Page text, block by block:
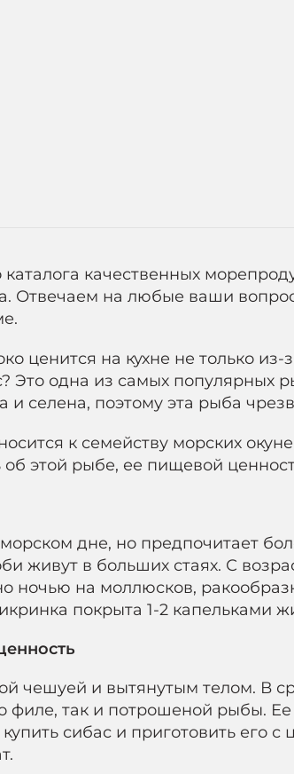
качественных
Отвечаем на любые ваши
ценится на кухне не только из-
Это одна из самых популярных
и селена, поэтому эта рыба
к семейству морских
этой рыбе, ее пищевой
дне, но предпочитает
живут в больших стаях. С
ночью на моллюсков,
покрыта 1-2 капельками
чешуей и вытянутым телом. В
филе, так и потрошеной рыбы.
сибас и приготовить